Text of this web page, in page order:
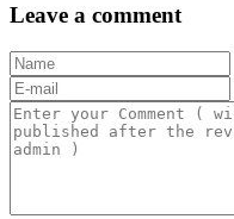
Leave a comment